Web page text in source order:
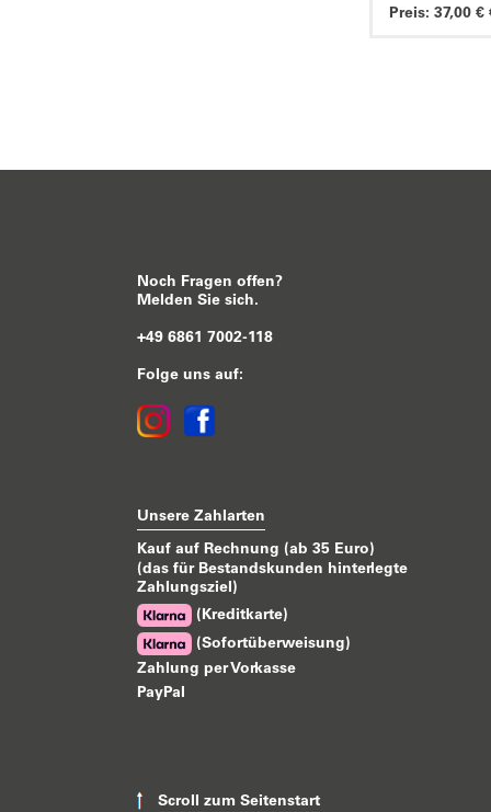
Preis: 37,00 €
Noch Fragen offen?
Melden Sie sich.
+49 6861 7002-118
Folge uns auf:
Unsere Zahlarten
Kauf auf Rechnung (ab 35 Euro)
(das für Bestandskunden hinterlegte
Zahlungsziel)
(Kreditkarte)
(Sofortüberweisung)
Zahlung per Vorkasse
PayPal
Scroll zum Seitenstart